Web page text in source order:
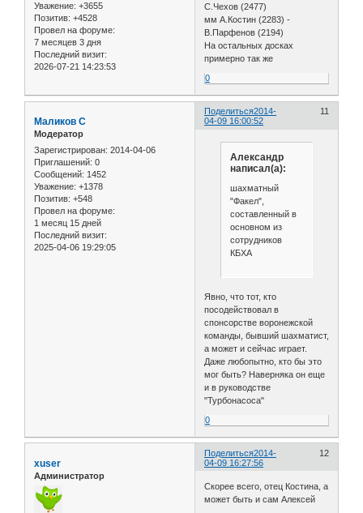
Уважение: +3655
Позитив: +4528
Провел на форуме:
7 месяцев 3 дня
Последний визит:
2026-07-21 14:23:53
С.Чехов (2477)
мм А.Костин (2283) -
В.Парфенов (2194)
На остальных досках
примерно так же
0
Поделиться 11
2014-
04-09 16:00:52
Маликов С
Модератор
Зарегистрирован: 2014-04-06
Приглашений: 0
Сообщений: 1452
Уважение: +1378
Позитив: +548
Провел на форуме:
1 месяц 15 дней
Последний визит:
2025-04-06 19:29:05
Александр
написал(а):
шахматный
"Факел",
составленный в
основном из
сотрудников
КБХА
Явно, что тот, кто
посодействовал в
спонсорстве воронежской
команды, бывший шахматист,
а может и сейчас играет.
Даже любопытно, кто бы это
мог быть? Наверняка он еще
и в руководстве
"Турбонасоса"
0
Поделиться 12
2014-
04-09 16:27:56
xuser
Администратор
Скорее всего, отец Костина, а
может быть и сам Алексей